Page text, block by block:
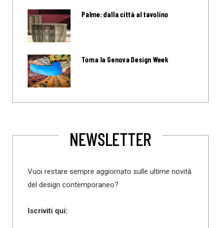
Palme: dalla città al tavolino
Torna la Genova Design Week
NEWSLETTER
Vuoi restare sempre aggiornato sulle ultime novità
del design contemporaneo?
Iscriviti qui: